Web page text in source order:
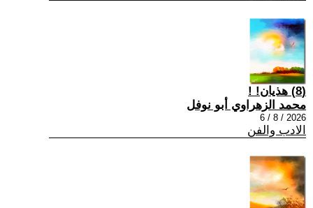
(8) هذيان! !
محمد الزهراوي أبو نوفل
2026 / 8 / 6
الادب والفن